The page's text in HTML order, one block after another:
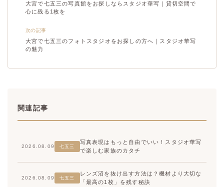
大宮で七五三の写真館をお探しならスタジオ華写｜貸切空間で
心に残る1枚を
次の記事
大宮で七五三のフォトスタジオをお探しの方へ｜スタジオ華写
の魅力
関連記事
2026.08.09 七五三
写真表現はもっと自由でいい！スタジオ華写
で楽しむ家族のカタチ
2026.08.09 七五三
レンズ沼を抜け出す方法は？機材より大切な
「最高の1枚」を残す秘訣